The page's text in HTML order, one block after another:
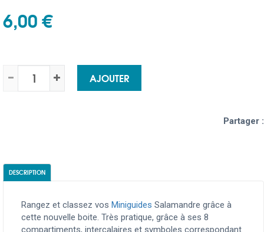
6,00 €
AJOUTER
Partager :
DESCRIPTION
Rangez et classez vos Miniguides Salamandre grâce à
cette nouvelle boite. Très pratique, grâce à ses 8
compartiments, intercalaires et symboles correspondant